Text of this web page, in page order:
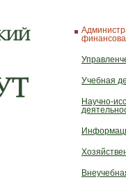
Учебная
Научно-